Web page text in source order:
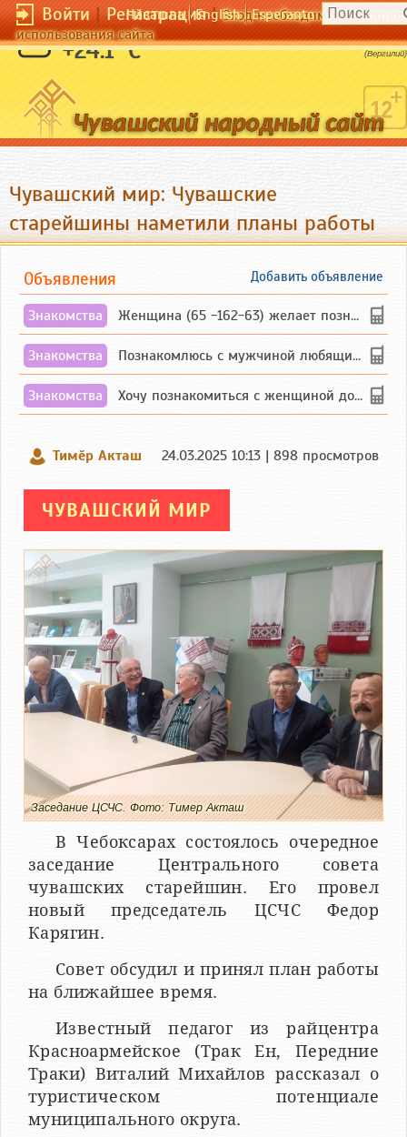
Войти|Регистрация|Вход необходим для
использования сайта
Чӑвашла English Esperanto
+24.1 °C Выбирая богов, мы выбираем свою судьбу.
(Вергилий)
Чувашский мир: Чувашские
старейшины наметили планы работы
Добавить объявление
Объявления
Знакомства Женщина (65 -162-63) желает познакомиться с одиноким, добродушным, без вредных ...
Знакомства Познакомлюсь с мужчиной любящим танцевать и петь на родном чувашском языке
Знакомства Хочу познакомиться с женщиной до 55 лет чувашской или русской национальности дл...
Тимӗр Акташ 24.03.2025 10:13 | 898 просмотров
ЧУВАШСКИЙ МИР
Заседание ЦСЧС. Фото: Тимер Акташ
В Чебоксарах состоялось очередное
заседание Центрального совета
чувашских старейшин. Его провел
новый председатель ЦСЧС Федор
Карягин.
Совет обсудил и принял план работы
на ближайшее время.
Известный педагог из райцентра
Красноармейское (Трак Ен, Передние
Траки) Виталий Михайлов рассказал о
туристическом потенциале
муниципального округа.